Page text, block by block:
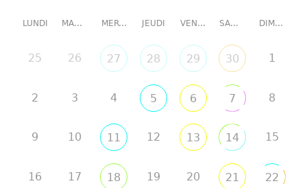
LUNDI MARDI MERCREDI JEUDI VENDREDI SAMEDI DIMANCHE
25 26 27 28 29 30 1
2 3 4 5 6 7 8
9 10 11 12 13 14 15
16 17 18 19 20 21 22